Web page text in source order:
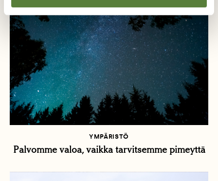
YMPÄRISTÖ
Palvomme valoa, vaikka tarvitsemme pimeyttä